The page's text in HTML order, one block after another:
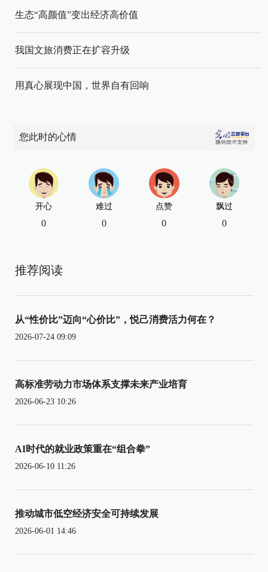
生态“高颜值”变出经济高价值
我国文旅消费正在扩容升级
用真心展现中国，世界自有回响
您此时的心情
开心
0
难过
0
点赞
0
飘过
0
推荐阅读
从“性价比”迈向“心价比”，悦己消费活力何在？
2026-07-24 09:09
高标准劳动力市场体系支撑未来产业培育
2026-06-23 10:26
AI时代的就业政策重在“组合拳”
2026-06-10 11:26
推动城市低空经济安全可持续发展
2026-06-01 14:46